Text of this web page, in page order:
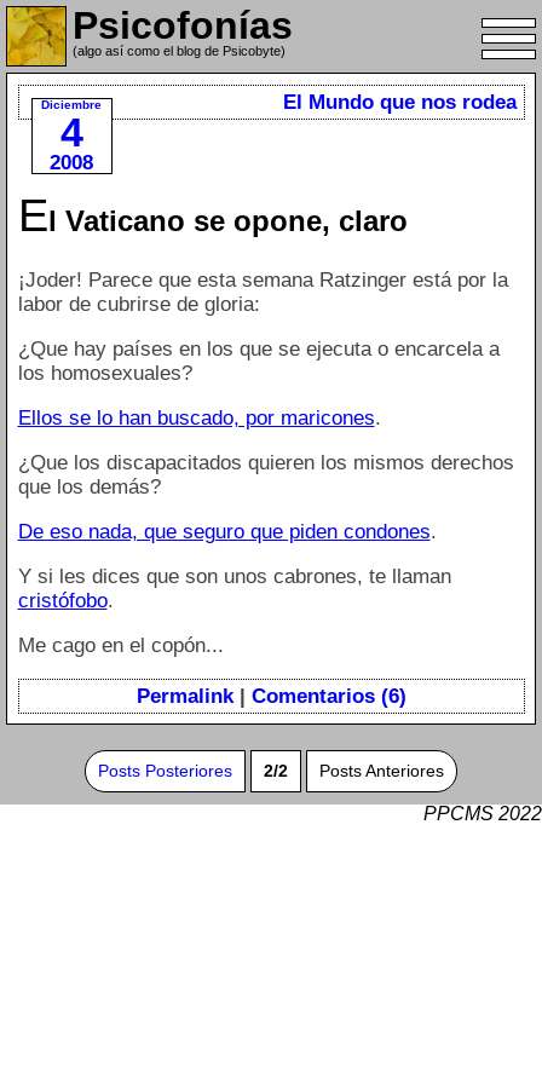
Psicofonías
(algo así como el blog de Psicobyte)
Diciembre
4
2008
El Mundo que nos rodea
El Vaticano se opone, claro
¡Joder! Parece que esta semana Ratzinger está por la
labor de cubrirse de gloria:
¿Que hay países en los que se ejecuta o encarcela a
los homosexuales?
Ellos se lo han buscado, por maricones.
¿Que los discapacitados quieren los mismos derechos
que los demás?
De eso nada, que seguro que piden condones.
Y si les dices que son unos cabrones, te llaman
cristófobo.
Me cago en el copón...
Permalink| Comentarios (6)
Posts Posteriores 2/2 Posts Anteriores
PPCMS 2022